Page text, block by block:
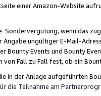
einer Amazon-Website
Sondervergütung, wenn das
Angabe ungültiger E-Mail-
Bounty Events und Bounty
von Fall zu Fall fest, ob ein
in der Anlage aufgeführten
die Teilnahme am